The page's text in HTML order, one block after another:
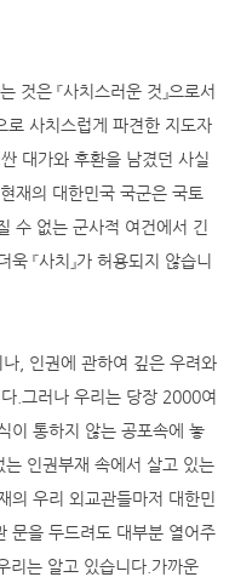
은 『사치스러운 것』으로서
로 사치스럽게 파견한 지도자
대가와 후환을 남겼던 사실
재의 대한민국 국군은 국토
수 없는 군사적 여건에서 긴
『사치』가 허용되지 않습니
, 인권에 관하여 깊은 우려와
.그러나 우리는 당장 2000여
이 통하지 않는 공포속에 놓
인권부재 속에서 살고 있는
의 우리 외교관들마저 대한민
문을 두드려도 대부분 열어주
리는 알고 있습니다.가까운